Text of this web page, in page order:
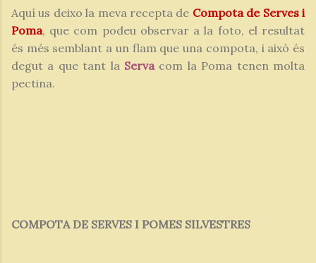
Aquí us deixo la meva recepta de Compota de Serves i
Poma, que com podeu observar a la foto, el resultat
és més semblant a un flam que una compota, i això és
degut a que tant la Servacom la Poma tenen molta
pectina.
COMPOTA DE SERVES I POMES SILVESTRES